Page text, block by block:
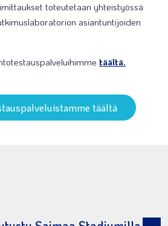
toteutetaan yhteistyössä
asiantuntijoiden
täältä.
täältä